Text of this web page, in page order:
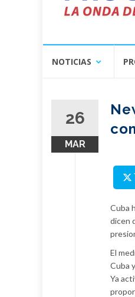
NOTICIAS
26
MAR
Cuba
dicen
El
Cuba
Ya